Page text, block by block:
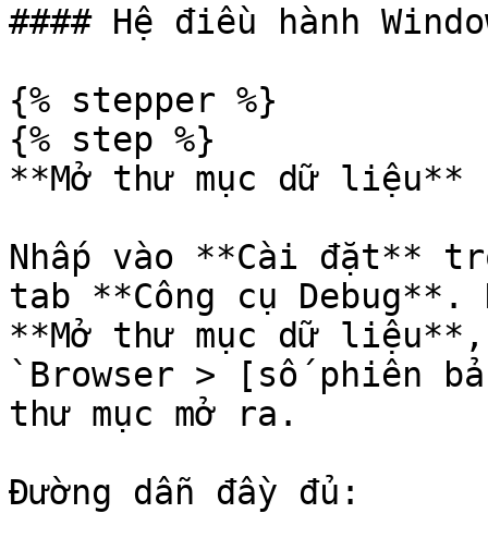
#### Hệ điều hành
{% stepper %}
{% step %}
**Mở thư mục dữ liệu**
Nhấp vào **Cài đặt**
tab **Công cụ
**Mở thư mục dữ
`Browser > [số phiên
thư mục mở ra.
Đường dẫn đầy đủ: